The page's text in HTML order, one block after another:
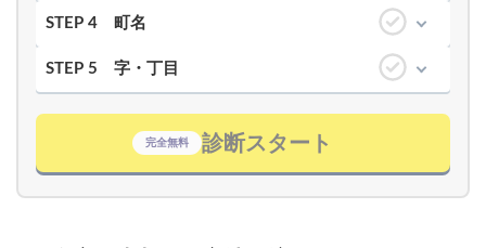
STEP 4 町名
STEP 5 字・丁目
完全無料 診断スタート